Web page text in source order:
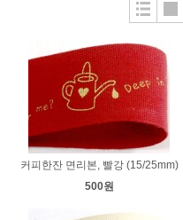
커피한잔 면리본, 빨강 (15/25mm)
500원